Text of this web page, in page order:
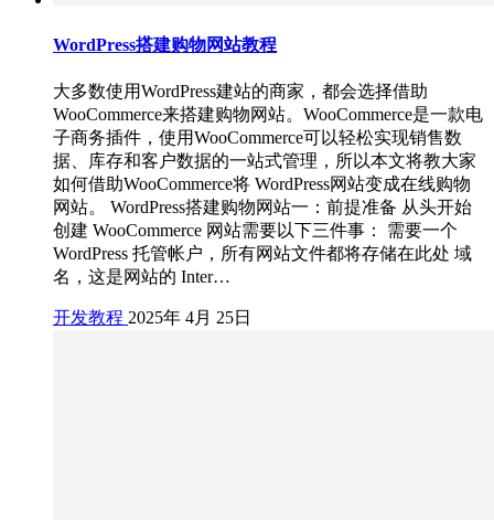
WordPress搭建购物网站教程
大多数使用WordPress建站的商家，都会选择借助
WooCommerce来搭建购物网站。WooCommerce是一款电
子商务插件，使用WooCommerce可以轻松实现销售数
据、库存和客户数据的一站式管理，所以本文将教大家
如何借助WooCommerce将 WordPress网站变成在线购物
网站。 WordPress搭建购物网站一：前提准备 从头开始
创建 WooCommerce 网站需要以下三件事： 需要一个
WordPress 托管帐户，所有网站文件都将存储在此处 域
名，这是网站的 Inter…
开发教程 2025年 4月 25日